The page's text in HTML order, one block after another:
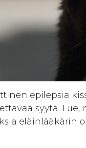
epilepsia
syytä.
eläinlääkärin